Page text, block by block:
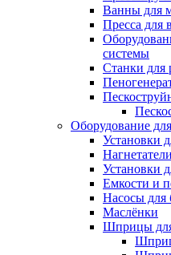
Ванны для
Пресса для
системы
Станки для
Оборудование
Установки
Установки
Емкости и
Насосы для
Маслёнки
Шприцы для